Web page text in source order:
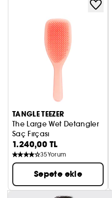
TANGLE TEEZER
The Large Wet Detangler
Saç Fırçası
1.240,00 TL
35Yorum
Sepete ekle